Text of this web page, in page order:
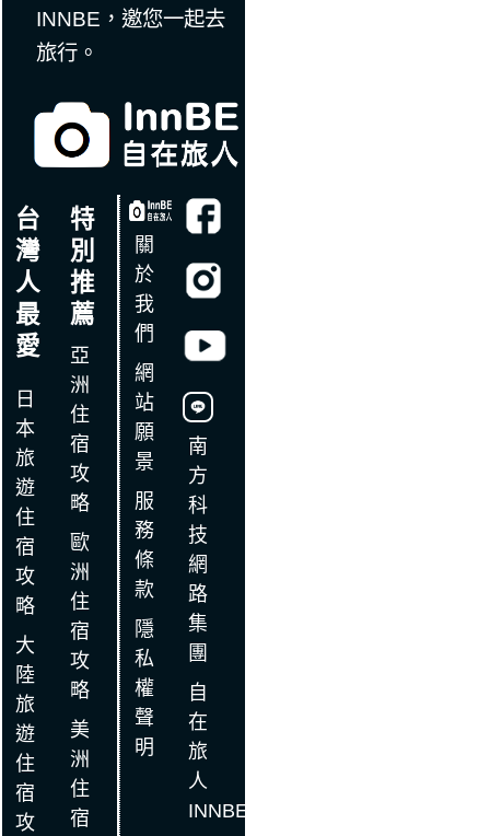
INNBE，邀您一起去
旅行。
台
灣
人
最
愛
日
本
旅
遊
住
宿
攻
略
大
陸
旅
遊
住
宿
攻
特
別
推
薦
亞
洲
住
宿
攻
略
歐
洲
住
宿
攻
略
美
洲
住
宿
關
於
我
們
網
站
願
景
服
務
條
款
隱
私
權
聲
明
南
方
科
技
網
路
集
團
自
在
旅
人
INNBE